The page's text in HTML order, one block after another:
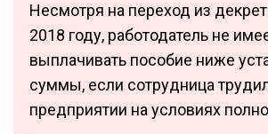
Несмотря на переход из
2018 году, работодатель не
выплачивать пособие ниже
суммы, если сотрудница
предприятии на условиях